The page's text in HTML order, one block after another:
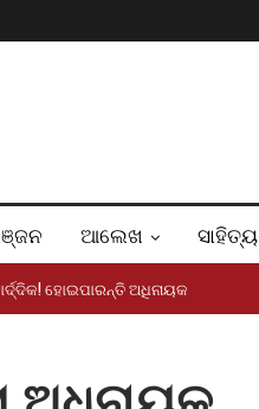
ଆଲେଖ ସାହିତ୍ୟ
ହୋଇପାରନ୍ତି ଅଧିନାୟକ